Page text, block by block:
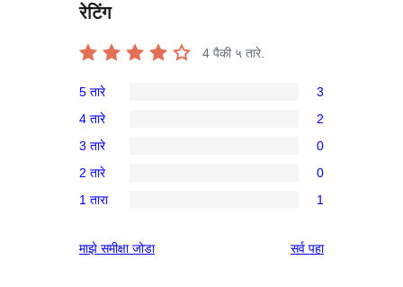
रेटिंग
4 पैकी ५ तारे.
5-
तारांकित
परीक्षणे
5 तारे 3
4-
तारांकित
परीक्षणे
4 तारे 2
3-
तारांकित
3 तारे 0
2-
परीक्षणे
2 तारे 0
तारांकित
1 तारा 1
माझे समीक्षा जोडा सर्वपुनरावलोकने
पहा